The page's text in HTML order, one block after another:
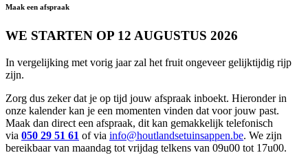
Maak een afspraak
WE STARTEN OP 12 AUGUSTUS 2026
In vergelijking met vorig jaar zal het fruit ongeveer gelijktijdig rijp
zijn.
Zorg dus zeker dat je op tijd jouw afspraak inboekt. Hieronder in
onze kalender kan je een momenten vinden dat voor jouw past.
Maak dan direct een afspraak, dit kan gemakkelijk telefonisch
via 050 29 51 61 of via info@houtlandsetuinsappen.be. We zijn
bereikbaar van maandag tot vrijdag telkens van 09u00 tot 17u00.